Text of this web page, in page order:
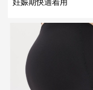
妊娠期快適着用